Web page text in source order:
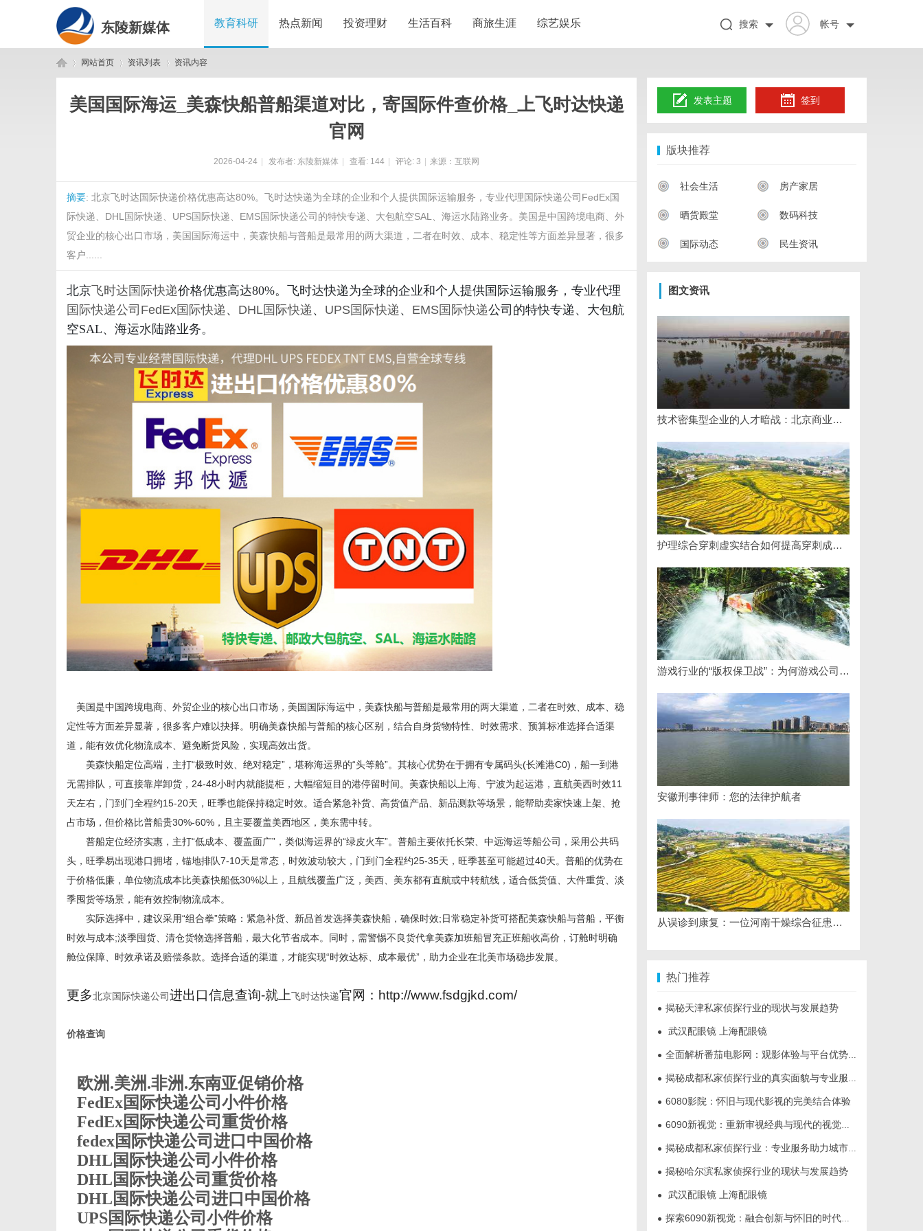
东陵新媒体 教育科研 热点新闻 投资理财 生活百科 商旅生涯 综艺娱乐 帐号
搜索
网站首页 资讯列表 资讯内容
美国国际海运_美森快船普船渠道对比，寄国际件查价格_上飞时达快递
官网
2026-04-24 发布者: 东陵新媒体 查看: 144 评论: 3 来源：互联网
摘要: 北京飞时达国际快递价格优惠高达80%。飞时达快递为全球的企业和个人提供国际运输服务，专业代理国际快递公司FedEx国
际快递、DHL国际快递、UPS国际快递、EMS国际快递公司的特快专递、大包航空SAL、海运水陆路业务。美国是中国跨境电商、外
贸企业的核心出口市场，美国国际海运中，美森快船与普船是最常用的两大渠道，二者在时效、成本、稳定性等方面差异显著，很多
客户......
北京 飞时达 国际快递价格优惠高达80%。飞时达快递为全球的企业和个人提供国际运输服务，专业代理
国际快递公司 FedEx国际快递 、 DHL国际快递 、 UPS国际快递 、 EMS国际快递公司的特快专递、大包航
空SAL、海运水陆路业务。
美国是中国跨境电商、外贸企业的核心出口市场，美国国际海运中，美森快船与普船是最常用的两大渠道，二者在时效、成本、稳
定性等方面差异显著，很多客户难以抉择。明确美森快船与普船的核心区别，结合自身货物特性、时效需求、预算标准选择合适渠
道，能有效优化物流成本、避免断货风险，实现高效出货。
美森快船定位高端，主打“极致时效、绝对稳定”，堪称海运界的“头等舱”。其核心优势在于拥有专属码头(长滩港C0)，船一到港
无需排队，可直接靠岸卸货，24-48小时内就能提柜，大幅缩短目的港停留时间。美森快船以上海、宁波为起运港，直航美西时效11
天左右，门到门全程约15-20天，旺季也能保持稳定时效。适合紧急补货、高货值产品、新品测款等场景，能帮助卖家快速上架、抢
占市场，但价格比普船贵30%-60%，且主要覆盖美西地区，美东需中转。
普船定位经济实惠，主打“低成本、覆盖面广”，类似海运界的“绿皮火车”。普船主要依托长荣、中远海运等船公司，采用公共码
头，旺季易出现港口拥堵，锚地排队7-10天是常态，时效波动较大，门到门全程约25-35天，旺季甚至可能超过40天。普船的优势在
于价格低廉，单位物流成本比美森快船低30%以上，且航线覆盖广泛，美西、美东都有直航或中转航线，适合低货值、大件重货、淡
季囤货等场景，能有效控制物流成本。
实际选择中，建议采用“组合拳”策略：紧急补货、新品首发选择美森快船，确保时效;日常稳定补货可搭配美森快船与普船，平衡
时效与成本;淡季囤货、清仓货物选择普船，最大化节省成本。同时，需警惕不良货代拿美森加班船冒充正班船收高价，订舱时明确
舱位保障、时效承诺及赔偿条款。选择合适的渠道，才能实现“时效达标、成本最优”，助力企业在北美市场稳步发展。
更多北京国际快递公司进出口信息查询-就上飞时达快递官网：http://www.fsdgjkd.com/
价格查询
欧洲.美洲.非洲.东南亚促销价格
FedEx国际快递公司小件价格
FedEx国际快递公司重货价格
fedex国际快递公司进口中国价格
DHL国际快递公司小件价格
DHL国际快递公司重货价格
DHL国际快递公司进口中国价格
UPS国际快递公司小件价格
发表主题 签到
版块推荐
社会生活 房产家居
晒货殿堂 数码科技
国际动态 民生资讯
图文资讯
技术密集型企业的人才暗战：北京商业秘密律师如何守住“人带技术走”的底线
护理综合穿刺虚实结合如何提高穿刺成功率？立方幻境给出答案
游戏行业的“版权保卫战”：为何游戏公司离不开版权律师
安徽刑事律师：您的法律护航者
从误诊到康复：一位河南干燥综合征患者的艰辛求医路
热门推荐
● 揭秘天津私家侦探行业的现状与发展趋势
● 武汉配眼镜 上海配眼镜
● 全面解析番茄电影网：观影体验与平台优势深度探讨
● 揭秘成都私家侦探行业的真实面貌与专业服务
● 6080影院：怀旧与现代影视的完美结合体验
● 6090新视觉：重新审视经典与现代的视觉盛宴
● 揭秘成都私家侦探行业：专业服务助力城市安宁
● 揭秘哈尔滨私家侦探行业的现状与发展趋势
● 武汉配眼镜 上海配眼镜
● 探索6090新视觉：融合创新与怀旧的时代艺术表达